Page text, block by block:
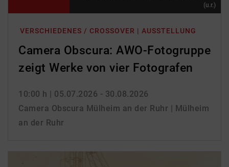
VERSCHIEDENES / CROSSOVER | AUSSTELLUNG
Camera Obscura: AWO-Fotogruppe
zeigt Werke von vier Fotografen
10:00 h | 05.07.2026 - 30.08.2026
Camera Obscura Mülheim an der Ruhr | Mülheim
an der Ruhr
(u.r.)